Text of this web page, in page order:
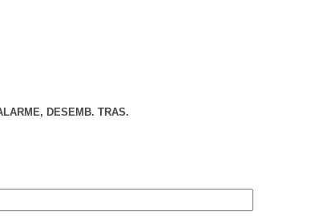
DESEMB. TRAS.